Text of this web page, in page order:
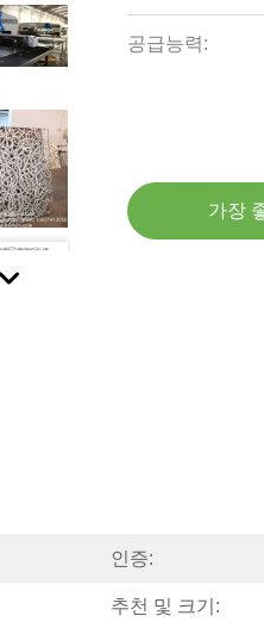
공급능력:
가장
인증:
추천 및 크기: